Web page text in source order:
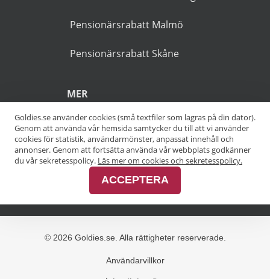
markerade med en asterisk
Pensionärsrabatt Stockholm
Pensionärsrabatt Göteborg
Pensionärsrabatt Malmö
Pensionärsrabatt Skåne
Alla kategorier
Goldies.se använder cookies (små textfiler som lagras på din dator).
Genom att använda vår hemsida samtycker du till att vi använder
cookies för statistik, användarmönster, anpassat innehåll och
annonser. Genom att fortsätta använda vår webbplats godkänner
du vår sekretesspolicy. Läs mer om cookies och sekretesspolicy.
ACCEPTERA